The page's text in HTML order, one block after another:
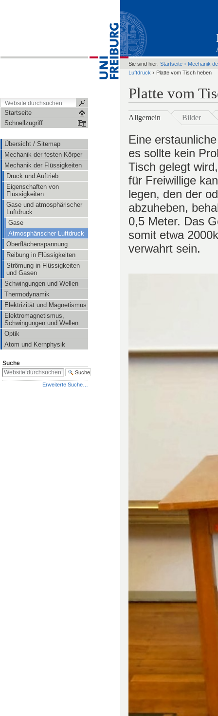
Startseite
Schnellzugriff
Übersicht / Sitemap
Mechanik der festen Körper
Mechanik der Flüssigkeiten
Druck und Auftrieb
Eigenschaften von
Flüssigkeiten
Gase und atmosphärischer
Luftdruck
Gase
Atmosphärischer Luftdruck
Oberflächenspannung
Reibung in Flüssigkeiten
Strömung in Flüssigkeiten
und Gasen
Schwingungen und Wellen
Thermodynamik
Elektrizität und Magnetismus
Elektromagnetismus,
Schwingungen und Wellen
Optik
Atom und Kernphysik
Suche
Erweiterte Suche…
Sie sind hier: Startseite › Mechanik
Luftdruck › Platte vom Tisch heben
Platte vom
Allgemein Bilder
Eine
es sollte kein
Tisch gelegt
für Freiwillige
legen, den der
abzuheben,
0,5 Meter. Das
somit etwa
verwahrt sein.